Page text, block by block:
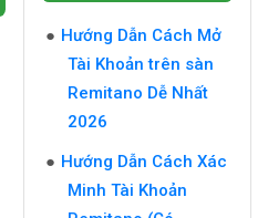
Hướng Dẫn Cách Mở
Tài Khoản trên sàn
Remitano Dễ Nhất
2026
Hướng Dẫn Cách Xác
Minh Tài Khoản